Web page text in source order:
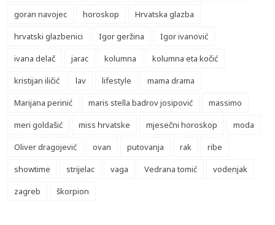
goran navojec
horoskop
Hrvatska glazba
hrvatski glazbenici
Igor geržina
Igor ivanović
ivana delač
jarac kolumna
kolumna eta kočić
kristijan iličić
lav lifestyle
mama drama
Marijana perinić
maris stella badrov josipović
massimo
meri goldašić
miss hrvatske mjesečni horoskop
moda
Oliver dragojević
ovan putovanja rak
ribe
showtime
strijelac vaga Vedrana tomić
vodenjak
zagreb
škorpion